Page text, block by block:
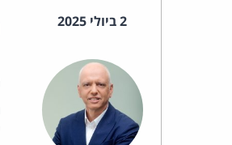
2 ביולי 2025